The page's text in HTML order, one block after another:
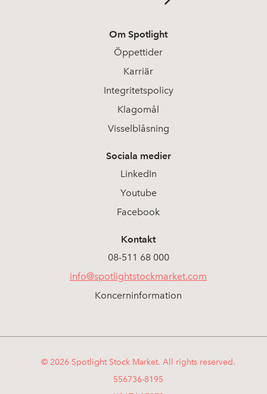
Om Spotlight
Öppettider
Karriär
Integritetspolicy
Klagomål
Visselblåsning
Sociala medier
LinkedIn
Youtube
Facebook
Kontakt
08-511 68 000
info@spotlightstockmarket.com
Koncerninformation
© 2026 Spotlight Stock Market. All rights reserved.
556736-8195